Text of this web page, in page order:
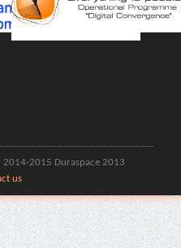
2015 Duraspace 2013
us